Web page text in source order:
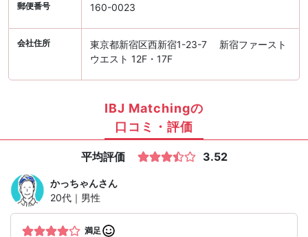
郵便番号 160-0023
会社住所
東京都新宿区西新宿1-23-7 新宿ファースト
ウエスト 12F・17F
IBJ Matchingの
口コミ・評価
平均評価 3.52
かっちゃんさん
20代｜男性
満足